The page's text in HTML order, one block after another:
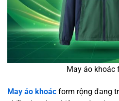
May áo khoác
May áo khoác form rộng đang